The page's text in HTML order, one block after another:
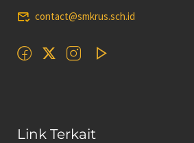
contact@smkrus.sch.id
Link Terkait